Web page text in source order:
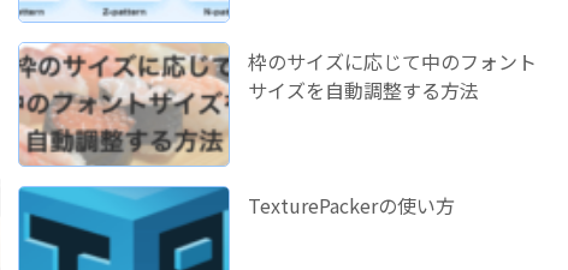
枠のサイズに応じて中のフォント
サイズを自動調整する方法
TexturePackerの使い方